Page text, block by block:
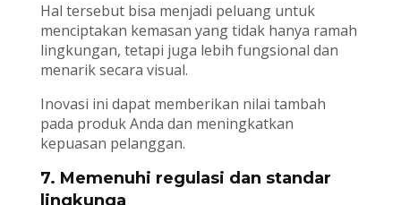
Hal tersebut bisa menjadi peluang untuk
menciptakan kemasan yang tidak hanya ramah
lingkungan, tetapi juga lebih fungsional dan
menarik secara visual.
Inovasi ini dapat memberikan nilai tambah
pada produk Anda dan meningkatkan
kepuasan pelanggan.
7. Memenuhi regulasi dan standar
lingkunga